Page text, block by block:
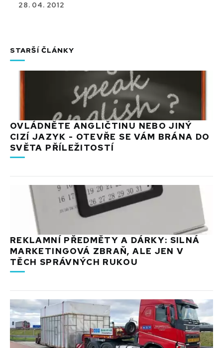
28. 04. 2012
STARŠÍ ČLÁNKY
OVLÁDNĚTE ANGLIČTINU NEBO JINÝ
CIZÍ JAZYK - OTEVŘE SE VÁM BRÁNA DO
SVĚTA PŘÍLEŽITOSTÍ
REKLAMNÍ PŘEDMĚTY A DÁRKY: SILNÁ
MARKETINGOVÁ ZBRAŇ, ALE JEN V
TĚCH SPRÁVNÝCH RUKOU